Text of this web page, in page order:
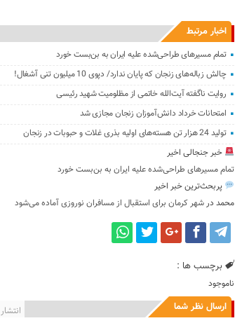
اخبار مرتبط
تمام مسیرهای طراحی‌شده علیه ایران به بن‌بست خورد
چالش زباله‌های زنجان که پایان ندار‌د/ دپوی 10 میلیون تنی آشغال!
روایت ناگفته آیت‌الله خاتمی از ‌مظلومیت شهید رئیسی
امتحانات خرداد دانش‌آموزان زنجان مجازی شد
تولید 24 هزار تن هسته‌های اولیه بذری غلات و حبوبات در زنجان
خبر جنجالی اخیر
تمام مسیرهای طراحی‌شده علیه ایران به بن‌بست خورد
پربحث‌ترین خبر اخیر
محمد درشهر کرمان برای استقبال از مسافران نوروزی آماده می‌شود
برچسب ها :
ناموجود
ارسال نظر شما